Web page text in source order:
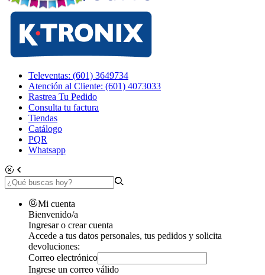
Televentas: (601) 3649734
Atención al Cliente: (601) 4073033
Rastrea Tu Pedido
Consulta tu factura
Tiendas
Catálogo
PQR
Whatsapp
Mi cuenta
Bienvenido/a
Ingresar o crear cuenta
Accede a tus datos personales, tus pedidos y solicita
devoluciones:
Correo electrónico
Ingrese un correo válido